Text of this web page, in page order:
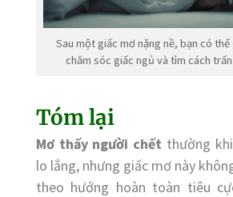
Sau một giấc mơ nặng nề, bạn có thể
chăm sóc giấc ngủ và tìm cách
Tóm lại
Mơ thấy người chết thường
lo lắng, nhưng giấc mơ này
theo hướng hoàn toàn tiêu